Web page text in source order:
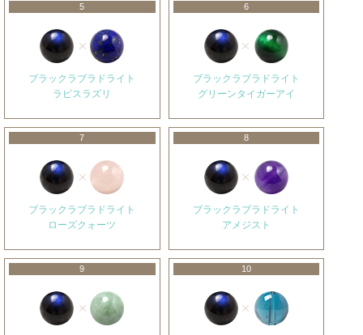
5
ブラックラブラドライト
ラピスラズリ
6
ブラックラブラドライト
グリーンタイガーアイ
7
ブラックラブラドライト
ローズクォーツ
8
ブラックラブラドライト
アメジスト
9 10